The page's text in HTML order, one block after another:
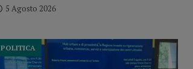
5 Agosto 2026
POLITICA